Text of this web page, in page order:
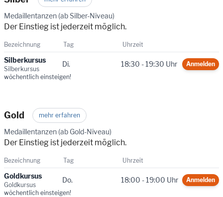
Medaillentanzen (ab Silber-Niveau)
Der Einstieg ist jederzeit möglich.
Bezeichnung Tag Uhrzeit
Silberkursus
Silberkursus
Di. 18:30 - 19:30 Uhr
Anmelden
wöchentlich einsteigen!
Gold mehr erfahren
Medaillentanzen (ab Gold-Niveau)
Der Einstieg ist jederzeit möglich.
Bezeichnung Tag Uhrzeit
Goldkursus
Goldkursus
Do. 18:00 - 19:00 Uhr
Anmelden
wöchentlich einsteigen!